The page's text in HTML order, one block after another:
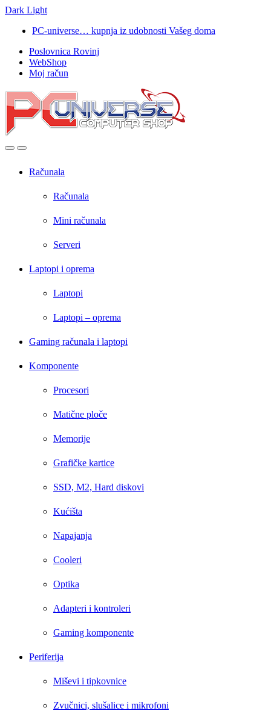
Dark Light
navigation
content
PC-universe… kupnja iz udobnosti Vašeg doma
Poslovnica Rovinj
WebShop
Moj račun
OpenClose
Računala
Računala
Mini računala
Serveri
Laptopi i oprema
Laptopi
Laptopi – oprema
Gaming računala i laptopi
Komponente
Procesori
Matične ploče
Memorije
Grafičke kartice
SSD, M2, Hard diskovi
Kućišta
Napajanja
Cooleri
Optika
Adapteri i kontroleri
Gaming komponente
Periferija
Miševi i tipkovnice
Zvučnici, slušalice i mikrofoni